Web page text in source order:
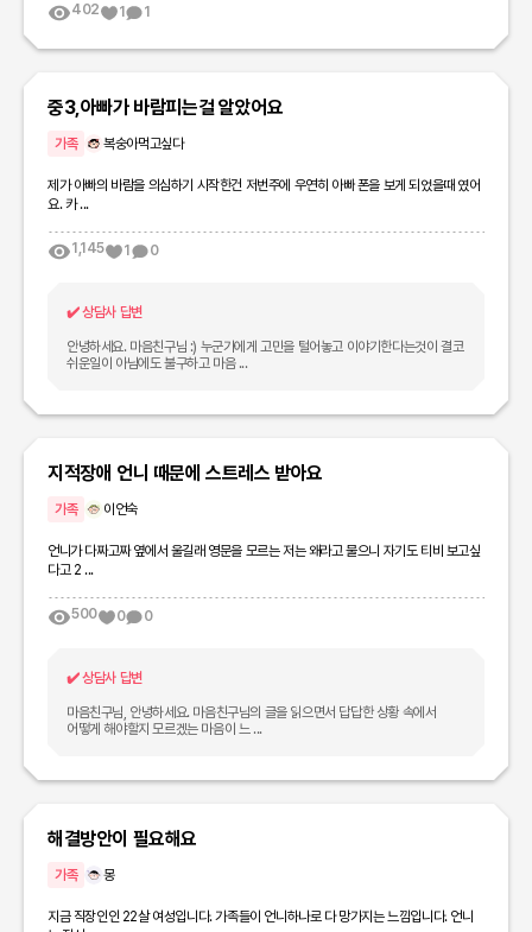
402 1 1
중3,아빠가 바람피는걸 알았어요
가족 복숭아먹고싶다
제가 아빠의 바람을 의심하기 시작한건 저번주에 우연히 아빠 폰을 보게 되었을때 였어
요. 카 ...
1,145 1 0
✔️상담사 답변
안녕하세요. 마음친구님 :) 누군가에게 고민을 털어놓고 이야기한다는것이 결코
쉬운일이 아님에도 불구하고 마음 ...
지적장애 언니 때문에 스트레스 받아요
가족 이언숙
언니가 다짜고짜 옆에서 울길래 영문을 모르는 저는 왜라고 물으니 자기도 티비 보고싶
다고 2 ...
500 0 0
✔️상담사 답변
마음친구님, 안녕하세요. 마음친구님의 글을 읽으면서 답답한 상황 속에서
어떻게 해야할지 모르겠는 마음이 느 ...
해결방안이 필요해요
가족 몽
지금 직장인인 22살 여성입니다. 가족들이 언니하나로 다 망가지는 느낌입니다. 언니